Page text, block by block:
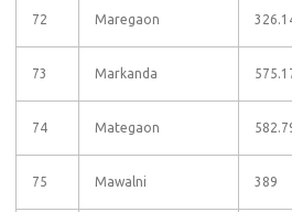
72 Maregaon
73 Markanda
74 Mategaon
75 Mawalni 389